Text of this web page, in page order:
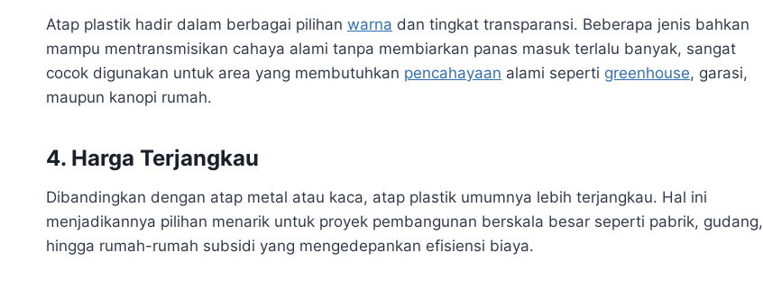
Atap plastik hadir dalam berbagai pilihan warna dan tingkat transparansi. Beberapa jenis bahkan
mampu mentransmisikan cahaya alami tanpa membiarkan panas masuk terlalu banyak, sangat
cocok digunakan untuk area yang membutuhkan pencahayaan alami seperti greenhouse, garasi,
maupun kanopi rumah.
4. Harga Terjangkau
Dibandingkan dengan atap metal atau kaca, atap plastik umumnya lebih terjangkau. Hal ini
menjadikannya pilihan menarik untuk proyek pembangunan berskala besar seperti pabrik, gudang,
hingga rumah-rumah subsidi yang mengedepankan efisiensi biaya.